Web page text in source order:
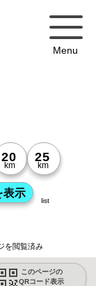
Menu
を閲覧済み
このページの
QRコード表示
list